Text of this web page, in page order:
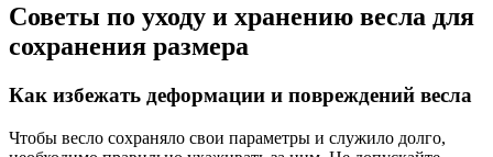
Советы по уходу и хранению весла для
сохранения размера
Как избежать деформации и повреждений весла
Чтобы весло сохраняло свои параметры и служило долго,